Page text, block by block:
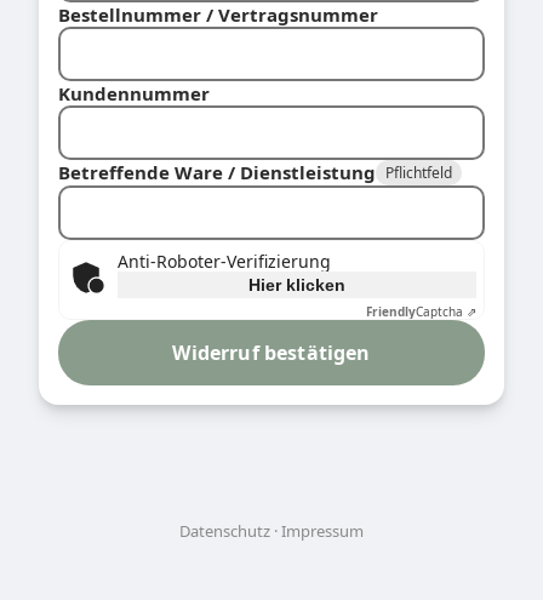
Bestellnummer / Vertragsnummer
Kundennummer
Betreffende Ware / Dienstleistung Pflichtfeld
Anti-Roboter-Verifizierung
Hier klicken
FriendlyCaptcha ⇗
Widerruf bestätigen
Datenschutz Impressum